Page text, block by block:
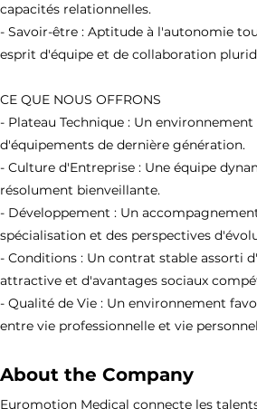
capacités relationnelles.
- Savoir-être : Aptitude à l'autonomie
esprit d'équipe et de collaboration
CE QUE NOUS OFFRONS
- Plateau Technique : Un
d'équipements de dernière génération.
- Culture d'Entreprise : Une équipe
résolument bienveillante.
- Développement : Un
spécialisation et des perspectives
- Conditions : Un contrat stable assorti
attractive et d'avantages sociaux
- Qualité de Vie : Un environnement
entre vie professionnelle et vie
About the Company
Euromotion Medical connecte les